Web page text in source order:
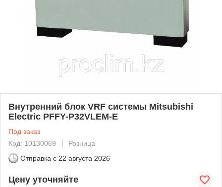
Внутренний блок VRF системы Mitsubishi
Electric PFFY-P32VLEM-E
Под заказ
Код: 10130069
Розница
Отправка с 22 августа 2026
Цену уточняйте